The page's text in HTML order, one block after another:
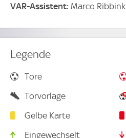
VAR-Assistent: Marco Ribbink
Legende
Tore
Torvorlage
Gelbe Karte
Eingewechselt